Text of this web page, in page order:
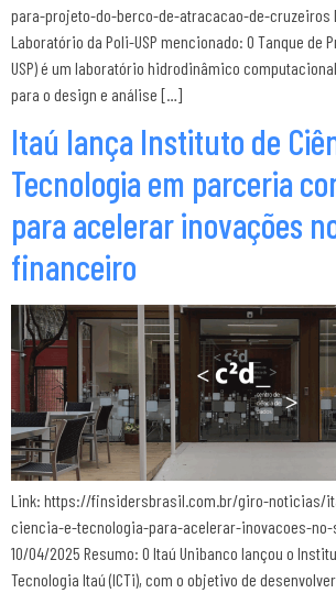
para-projeto-do-berco-de-atracacao-de-cruzeiros
Laboratório da Poli-USP mencionado: O Tanque de
USP) é um laboratório hidrodinâmico
para o design e análise […]
Itaú lança Instituto de
Tecnologia em parceria
para acelerar inovações
financeiro
Link: https://finsidersbrasil.com.br/giro-noticias/
ciencia-e-tecnologia-para-acelerar-inovacoes-
10/04/2025 Resumo: O Itaú Unibanco lançou o
Tecnologia Itaú (ICTi), com o objetivo de